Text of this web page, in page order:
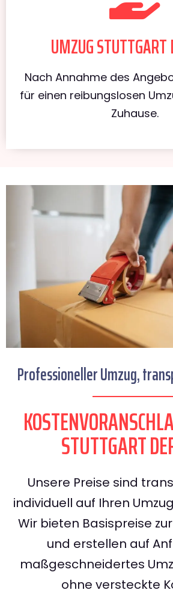
UMZUG STUTTGART
Nach Annahme des
für einen reibungslosen
Zuhause.
Professioneller Umzug,
STUTTGART
Unsere Preise sind
individuell auf Ihren
Wir bieten Basispreise
und erstellen auf
maßgeschneidertes
ohne versteckte